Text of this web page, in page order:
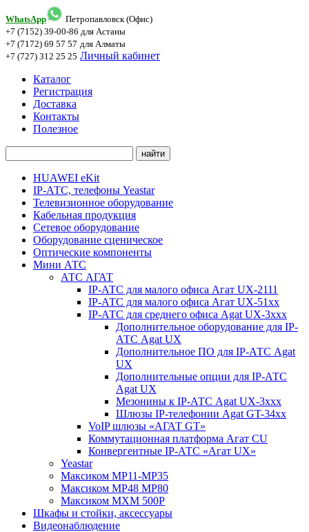
WhatsApp
Петропавловск (Офис)
+7 (7152) 39-00-86 для Астаны
+7 (7172) 69 57 57 для Алматы
+7 (727) 312 25 25 Личный кабинет
Каталог
Регистрация
Доставка
Контакты
Полезное
HUAWEI eKit
IP-АТС, телефоны Yeastar
Телевизионное оборудование
Кабельная продукция
Сетевое оборудование
Оборудование сценическое
Оптические компоненты
Мини АТС
АТС АГАТ
IP-АТС для малого офиса Агат UX-2111
IP-АТС для малого офиса Агат UX-51xx
IP-АТС для среднего офиса Agat UX-3xxx
Дополнительное оборудование для IP-
АТС Agat UX
Дополнительное ПО для IP-АТС Agat
UX
Дополнительные опции для IP-АТС
Agat UX
Мезонины к IP-АТС Agat UX-3xxx
Шлюзы IP-телефонии Agat GT-34xx
VoIP шлюзы «АГАТ GT»
Коммутационная платформа Агат CU
Конвергентные IP-АТС «Агат UX»
Yeastar
Максиком МР11-MP35
Максиком МР48 MP80
Максиком МХМ 500P
Шкафы и стойки, аксессуары
Видеонаблюдение